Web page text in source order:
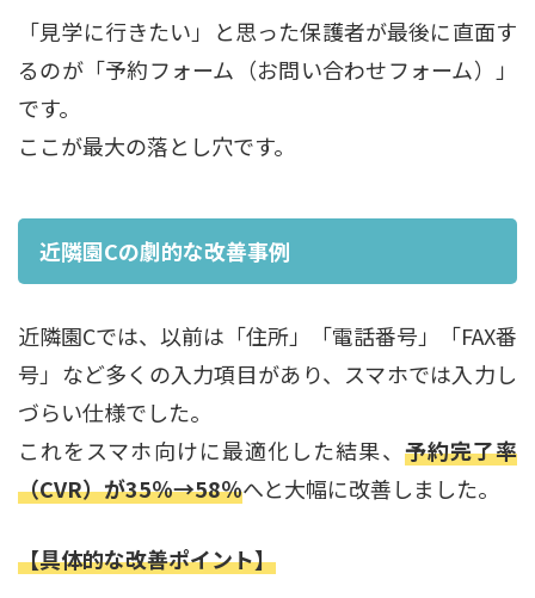
「見学に行きたい」と思った保護者が最後に直面す
るのが「予約フォーム（お問い合わせフォーム）」
です。
ここが最大の落とし穴です。
近隣園Cの劇的な改善事例
近隣園Cでは、以前は「住所」「電話番号」「FAX番
号」など多くの入力項目があり、スマホでは入力し
づらい仕様でした。
これをスマホ向けに最適化した結果、 予約完了率
（CVR）が35％→58％へと大幅に改善しました。
【具体的な改善ポイント】